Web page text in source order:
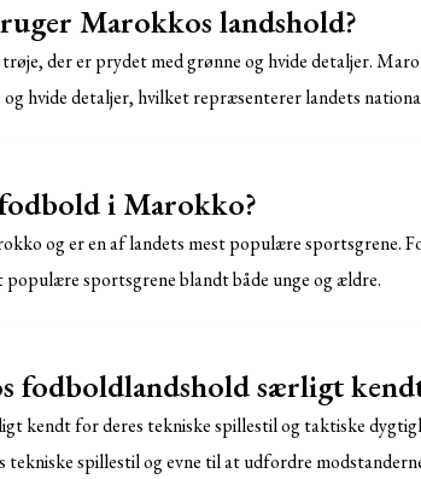
Marokkos landshold?
der er prydet med grønne og hvide detaljer.
hvide detaljer, hvilket repræsenterer landets
i Marokko?
og er en af ​​landets mest populære sportsgrene.
sportsgrene blandt både unge og ældre.
fodboldlandshold særligt
kendt for deres tekniske spillestil og taktiske
spillestil og evne til at udfordre